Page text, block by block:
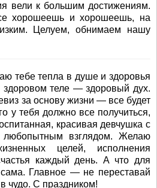
вели к большим достижениям.
хорошеешь и хорошеешь, на
Целуем, обнимаем нашу
тебе тепла в душе и здоровья
здоровом теле — здоровый дух.
за основу жизни — все будет
у тебя должно все получиться,
красивая девчушка с
любопытным взглядом. Желаю
целей, исполнения
каждый день. А что для
Главное — не переставай
чудо. С праздником!